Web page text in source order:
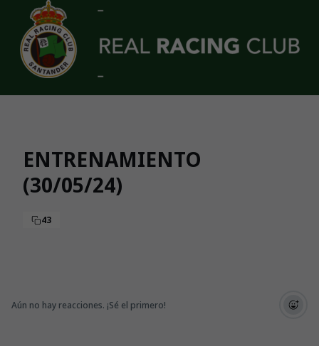
Skip to main content
ENTRENAMIENTO
(30/05/24)
43
Aún no hay reacciones. ¡Sé el primero!